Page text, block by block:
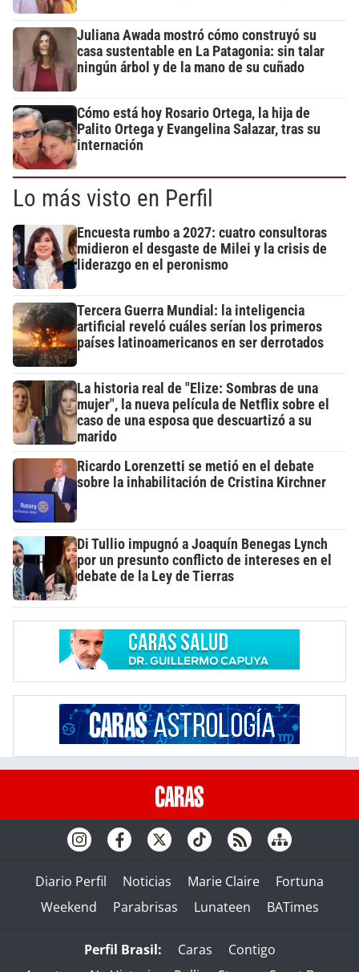
Juliana Awada mostró cómo construyó su
casa sustentable en La Patagonia: sin talar
ningún árbol y de la mano de su cuñado
Cómo está hoy Rosario Ortega, la hija de
Palito Ortega y Evangelina Salazar, tras su
internación
Lo más visto en Perfil
Encuesta rumbo a 2027: cuatro consultoras
midieron el desgaste de Milei y la crisis de
liderazgo en el peronismo
Tercera Guerra Mundial: la inteligencia
artificial reveló cuáles serían los primeros
países latinoamericanos en ser derrotados
La historia real de "Elize: Sombras de una
mujer", la nueva película de Netflix sobre el
caso de una esposa que descuartizó a su
marido
Ricardo Lorenzetti se metió en el debate
sobre la inhabilitación de Cristina Kirchner
Di Tullio impugnó a Joaquín Benegas Lynch
por un presunto conflicto de intereses en el
debate de la Ley de Tierras
Diario Perfil Noticias Marie Claire
Fortuna
Weekend
Parabrisas Lunateen BATimes
Perfil Brasil: Caras
Contigo